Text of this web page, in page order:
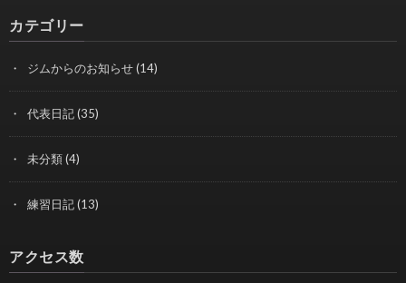
カテゴリー
ジムからのお知らせ(14)
代表日記(35)
未分類(4)
練習日記(13)
アクセス数